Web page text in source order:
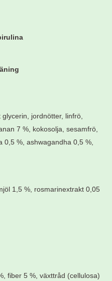
jordnötter, linfrö,
7 %, kokosolja, sesamfrö,
%, ashwagandha 0,5 %,
1,5 %, rosmarinextrakt 0,05
fiber 5 %, växttråd (cellulosa)